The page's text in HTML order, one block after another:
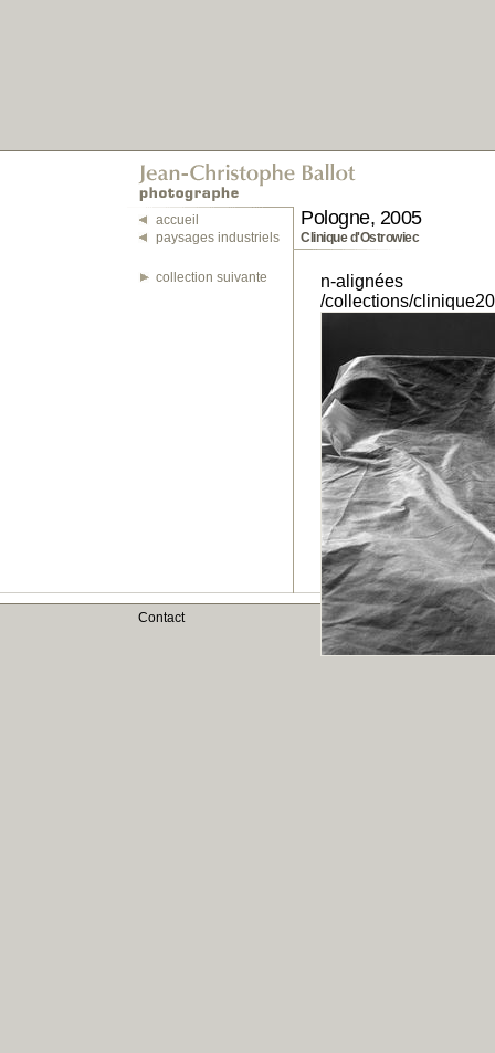
accueil
paysages industriels
collection suivante
Pologne, 2005
Clinique d'Ostrowiec
n-alignées
/collections/
Contact